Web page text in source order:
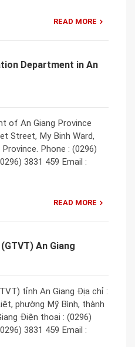
READ MORE
Department in An
of An Giang Province
Street, My Binh Ward,
Phone : (0296)
3831 459 Email :
READ MORE
An Giang
tỉnh An Giang Địa chỉ :
phường Mỹ Bình, thành
Điện thoại : (0296)
3831 459 Email :